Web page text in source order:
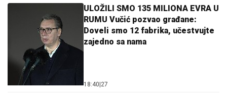
ULOŽILI SMO 135 MILIONA EVRA U
RUMU Vučić pozvao građane:
Doveli smo 12 fabrika, učestvujte
zajedno sa nama
18:40|27